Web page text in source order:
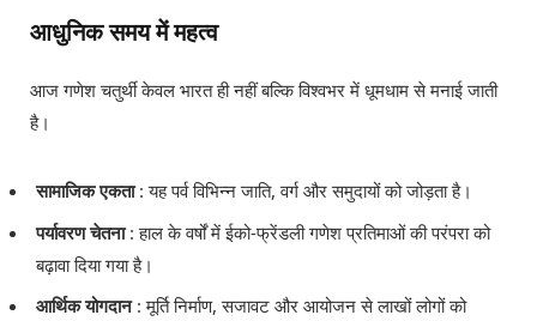
आधुनिक समय में महत्व
आज गणेश चतुर्थी केवल भारत ही नहीं बल्कि विश्वभर में धूमधाम से मनाई जाती
है।
सामाजिक एकता: यह पर्व विभिन्न जाति, वर्ग और समुदायों को जोड़ता है।
पर्यावरण चेतना: हाल के वर्षों में ईको-फ्रेंडली गणेश प्रतिमाओं की परंपरा को
बढ़ावा दिया गया है।
आर्थिक योगदान: मूर्ति निर्माण, सजावट और आयोजन से लाखों लोगों को